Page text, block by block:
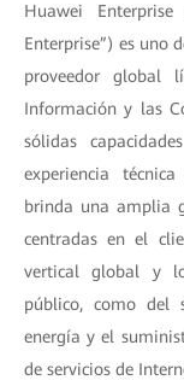
Huawei
Enterprise”) es uno
proveedor global
Información y las
sólidas
experiencia
brinda una amplia
centradas en el
vertical global y
público, como del
energía y el
de servicios de